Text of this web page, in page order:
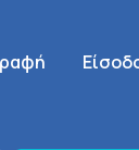
SignUp